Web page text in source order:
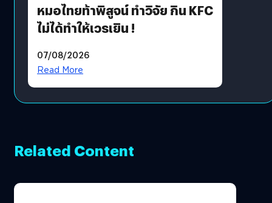
หมอไทยท้าพิสูจน์ ทำวิจัย กิน KFC
ไม่ได้ทำให้เวรเยิน !
07/08/2026
Read More
Related Content